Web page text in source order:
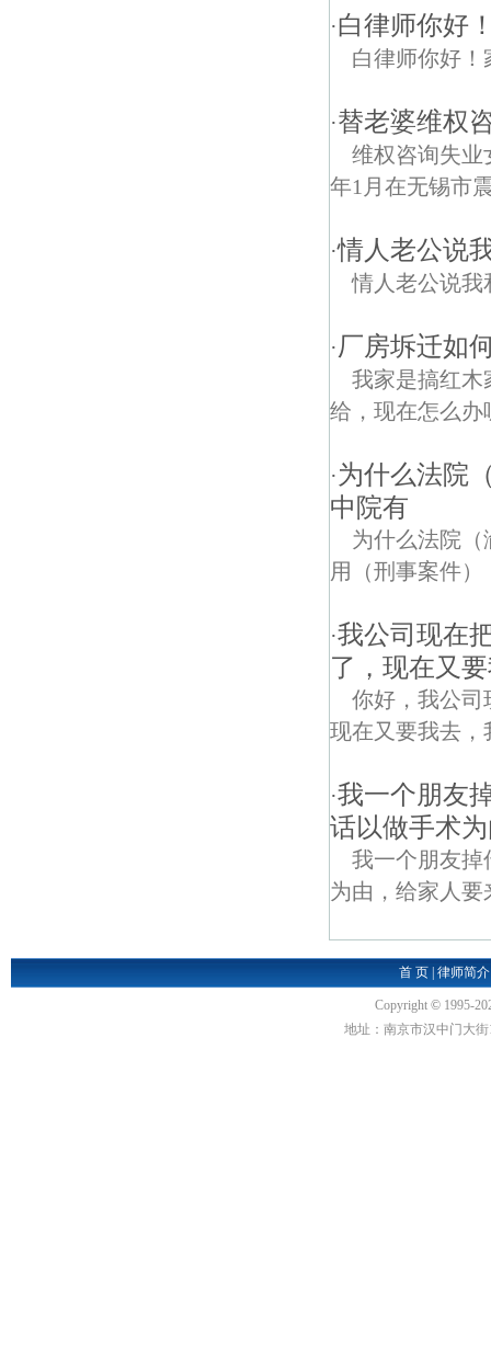
·白律师你好
白律师你好
·替老婆维权
维权咨询失业
年1月在无锡市
·情人老公说
情人老公说我
·厂房坼迁如
我家是搞红木
给，现在怎么办
·为什么法院
中院有
为什么法院
用（刑事案件
·我公司现在
了，现在又
你好，我公司
现在又要我去，
·我一个朋友
话以做手术
我一个朋友掉
为由，给家人
首 页 |律师简介
Copyright © 1995-
地址：南京市汉中门大街